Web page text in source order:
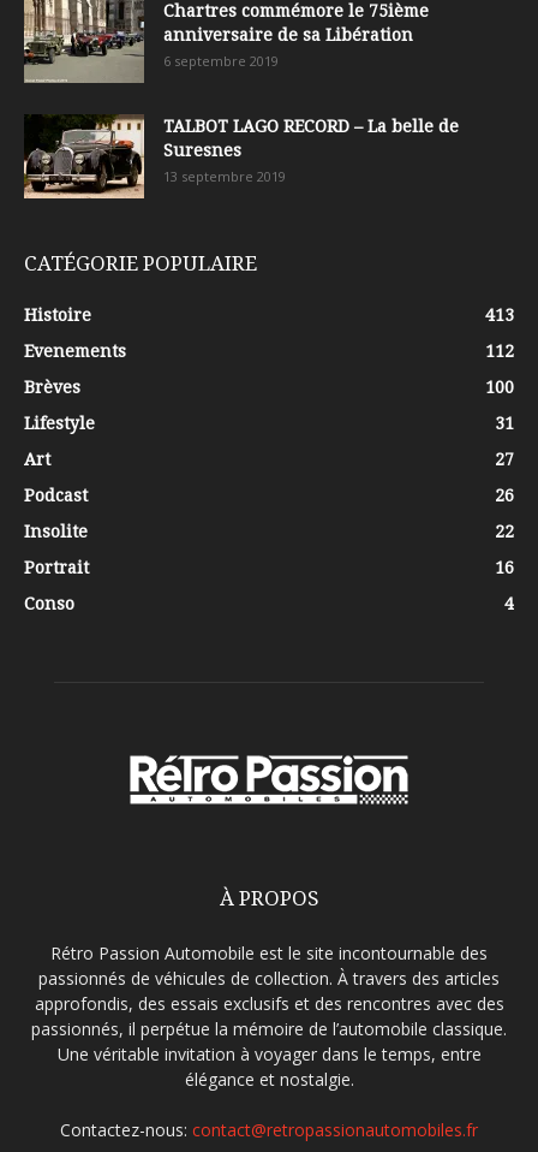
Chartres commémore le 75ième
anniversaire de sa Libération
6 septembre 2019
TALBOT LAGO RECORD – La belle de
Suresnes
13 septembre 2019
CATÉGORIE POPULAIRE
Histoire
413
Evenements
112
Brèves
100
Lifestyle
31
Art
27
Podcast
26
Insolite
22
Portrait
16
Conso
4
À PROPOS
Rétro Passion Automobile est le site incontournable des
passionnés de véhicules de collection. À travers des articles
approfondis, des essais exclusifs et des rencontres avec des
passionnés, il perpétue la mémoire de l’automobile classique.
Une véritable invitation à voyager dans le temps, entre
élégance et nostalgie.
Contactez-nous: contact@retropassionautomobiles.fr